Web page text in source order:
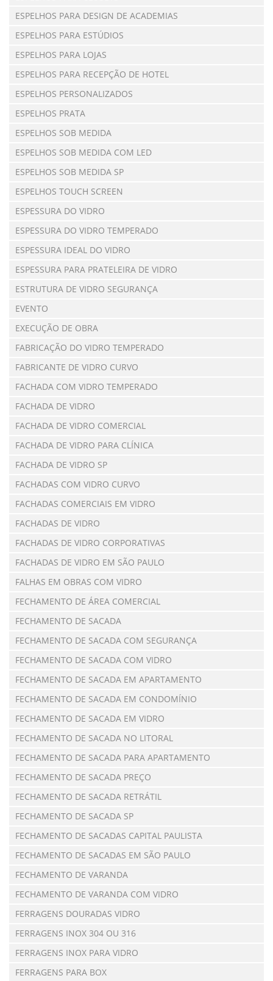
ESPELHOS PARA DESIGN DE ACADEMIAS
ESPELHOS PARA ESTÚDIOS
ESPELHOS PARA LOJAS
ESPELHOS PARA RECEPÇÃO DE HOTEL
ESPELHOS PERSONALIZADOS
ESPELHOS PRATA
ESPELHOS SOB MEDIDA
ESPELHOS SOB MEDIDA COM LED
ESPELHOS SOB MEDIDA SP
ESPELHOS TOUCH SCREEN
ESPESSURA DO VIDRO
ESPESSURA DO VIDRO TEMPERADO
ESPESSURA IDEAL DO VIDRO
ESPESSURA PARA PRATELEIRA DE VIDRO
ESTRUTURA DE VIDRO SEGURANÇA
EVENTO
EXECUÇÃO DE OBRA
FABRICAÇÃO DO VIDRO TEMPERADO
FABRICANTE DE VIDRO CURVO
FACHADA COM VIDRO TEMPERADO
FACHADA DE VIDRO
FACHADA DE VIDRO COMERCIAL
FACHADA DE VIDRO PARA CLÍNICA
FACHADA DE VIDRO SP
FACHADAS COM VIDRO CURVO
FACHADAS COMERCIAIS EM VIDRO
FACHADAS DE VIDRO
FACHADAS DE VIDRO CORPORATIVAS
FACHADAS DE VIDRO EM SÃO PAULO
FALHAS EM OBRAS COM VIDRO
FECHAMENTO DE ÁREA COMERCIAL
FECHAMENTO DE SACADA
FECHAMENTO DE SACADA COM SEGURANÇA
FECHAMENTO DE SACADA COM VIDRO
FECHAMENTO DE SACADA EM APARTAMENTO
FECHAMENTO DE SACADA EM CONDOMÍNIO
FECHAMENTO DE SACADA EM VIDRO
FECHAMENTO DE SACADA NO LITORAL
FECHAMENTO DE SACADA PARA APARTAMENTO
FECHAMENTO DE SACADA PREÇO
FECHAMENTO DE SACADA RETRÁTIL
FECHAMENTO DE SACADA SP
FECHAMENTO DE SACADAS CAPITAL PAULISTA
FECHAMENTO DE SACADAS EM SÃO PAULO
FECHAMENTO DE VARANDA
FECHAMENTO DE VARANDA COM VIDRO
FERRAGENS DOURADAS VIDRO
FERRAGENS INOX 304 OU 316
FERRAGENS INOX PARA VIDRO
FERRAGENS PARA BOX